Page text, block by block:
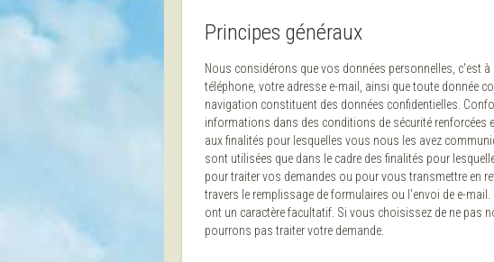
Principes généraux
Nous considérons que vos données personnelles, c'est
téléphone, votre adresse e-mail, ainsi que toute donnée
navigation constituent des données confidentielles.
informations dans des conditions de sécurité renforcées
aux finalités pour lesquelles vous nous les avez
sont utilisées que dans le cadre des finalités pour
pour traiter vos demandes ou pour vous transmettre en
travers le remplissage de formulaires ou l'envoi de e-
ont un caractère facultatif. Si vous choisissez de ne
pourrons pas traiter votre demande.